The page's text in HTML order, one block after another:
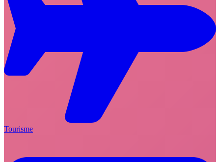
Tourisme